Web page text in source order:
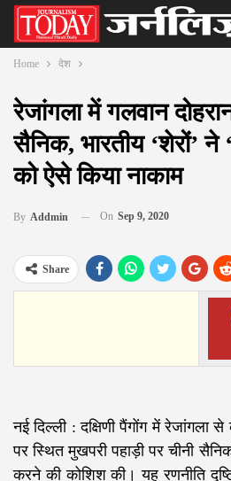
Home देश
रेजांगला में गलवान
सैनिक, भारतीय ‘शेरों’
को ऐसे किया नाकाम
By Addmin On Sep 9, 2020
Share
नई दिल्ली : दक्षिणी पैंगोंग में रेजांगला
पर स्थित मुखपरी पहाड़ी पर चीनी
करने की कोशिश की। यह रणनीति